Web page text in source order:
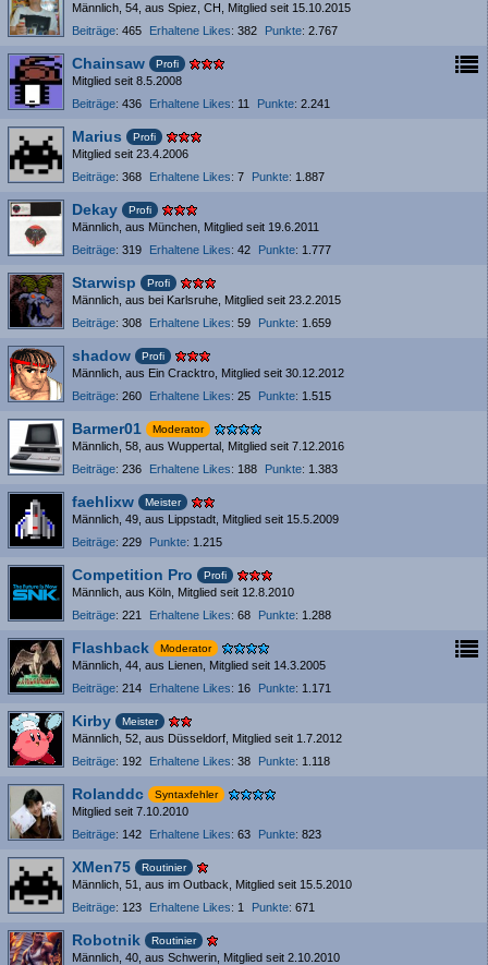
Männlich 54 aus Spiez, CH
Mitglied seit 15.10.2015
Beiträge 465 Erhaltene Likes 382 Punkte 2.767
Chainsaw Profi
Mitglied seit 8.5.2008
Beiträge 436 Erhaltene Likes 11 Punkte 2.241
Marius Profi
Mitglied seit 23.4.2006
Beiträge 368 Erhaltene Likes 7 Punkte 1.887
Dekay Profi
Männlich aus München Mitglied seit 19.6.2011
Beiträge 319 Erhaltene Likes 42 Punkte 1.777
Starwisp Profi
Männlich aus bei Karlsruhe Mitglied seit 23.2.2015
Beiträge 308 Erhaltene Likes 59 Punkte 1.659
shadow Profi
Männlich aus Ein Cracktro Mitglied seit 30.12.2012
Beiträge 260 Erhaltene Likes 25 Punkte 1.515
Barmer01 Moderator
Männlich 58 aus Wuppertal Mitglied seit 7.12.2016
Beiträge 236 Erhaltene Likes 188 Punkte 1.383
faehlixw Meister
Männlich 49 aus Lippstadt Mitglied seit 15.5.2009
Beiträge 229 Punkte 1.215
Competition Pro Profi
Männlich aus Köln Mitglied seit 12.8.2010
Beiträge 221 Erhaltene Likes 68 Punkte 1.288
Flashback Moderator
Männlich 44 aus Lienen Mitglied seit 14.3.2005
Beiträge 214 Erhaltene Likes 16 Punkte 1.171
Kirby Meister
Männlich 52 aus Düsseldorf Mitglied seit 1.7.2012
Beiträge 192 Erhaltene Likes 38 Punkte 1.118
Rolanddc Syntaxfehler
Mitglied seit 7.10.2010
Beiträge 142 Erhaltene Likes 63 Punkte 823
XMen75 Routinier
Männlich 51 aus im Outback
Mitglied seit 15.5.2010
Beiträge 123 Erhaltene Likes 1 Punkte 671
Robotnik Routinier
Männlich 40 aus Schwerin Mitglied seit 2.10.2010